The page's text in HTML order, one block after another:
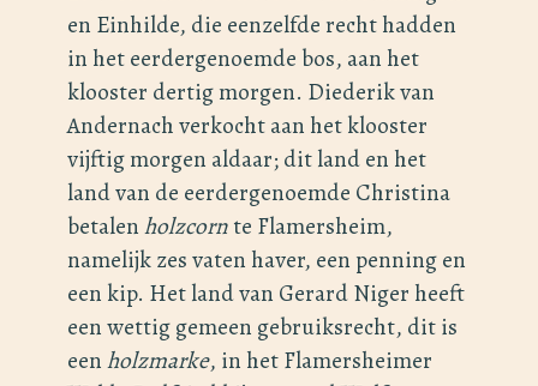
en Einhilde, die eenzelfde recht hadden
in het eerdergenoemde bos, aan het
klooster dertig morgen. Diederik van
Andernach verkocht aan het klooster
vijftig morgen aldaar; dit land en het
land van de eerdergenoemde Christina
betalenholzcornte Flamersheim,
namelijk zes vaten haver, een penning en
een kip. Het land van Gerard Niger heeft
een wettig gemeen gebruiksrecht, dit is
eenholzmarke, in het Flamersheimer